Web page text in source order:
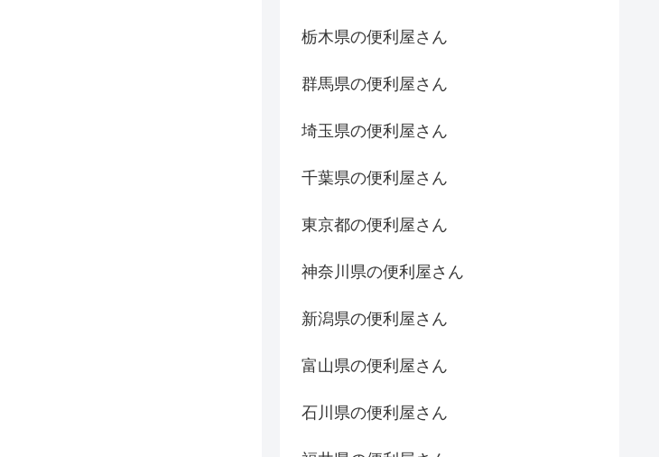
栃木県の便利屋さん
群馬県の便利屋さん
埼玉県の便利屋さん
千葉県の便利屋さん
東京都の便利屋さん
神奈川県の便利屋さん
新潟県の便利屋さん
富山県の便利屋さん
石川県の便利屋さん